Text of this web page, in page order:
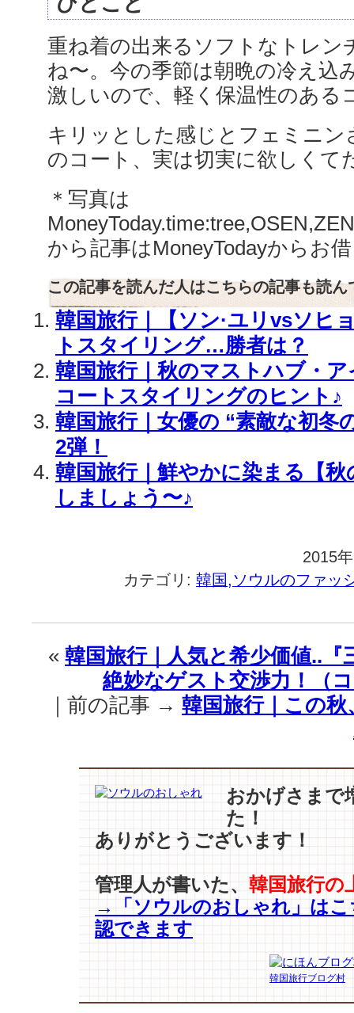
重ね着の出来るソフトなトレン
ね〜。今の季節は朝晩の冷え込
激しいので、軽く保温性のある
キリッとした感じとフェミニン
のコート、実は切実に欲しくて
＊写真は
から記事はMoneyTodayからお
この記事を読んだ人はこちらの記事も読ん
韓国旅行｜【ソン·ユリvsソヒ
トスタイリング…勝者は？
韓国旅行｜秋のマストハブ・
コートスタイリングのヒント♪
韓国旅行｜女優の “素敵な初冬
2弾！
韓国旅行｜鮮やかに染まる【
しましょう〜♪
2015
カテゴリ: 韓国,ソウルのファッ
« 韓国旅行｜人気と希少価値..『
絶妙なゲスト交渉力！（
｜前の記事 → 韓国旅行｜この
おかげさまで
た！
ありがとうございます！
管理人が書いた、 韓国旅行の
→「ソウルのおしゃれ」はこ
認できます
韓国旅行ブログ村